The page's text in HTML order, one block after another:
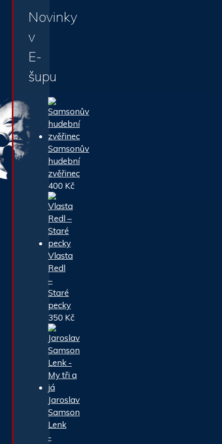
Novinky
v
E-
šupu
Samsonův
hudební
zvěřinec
400 Kč
Vlasta
Redl
–
Staré
pecky
350 Kč
Jaroslav
Samson
Lenk
-